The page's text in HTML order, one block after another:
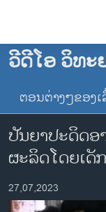
ເຂົ້າ
ຂ້າມ
ຂ້າມ
ໄປ
ຫາ
ຊອກ
ຄົ້ນ
ໂຮມເພຈ
ລາວ
ອາເມຣິກາ
ການເລືອກຕັ້ງ ປະທາ
ໂລກ
ວີດີໂອ ວິທະ
ຕອນຕ່າງໆຂອງເ
ປັນຍາ​ປະດິດ​ອ
ຜະ​ລິດ​ໂດຍ​ເດັ
27,07,2023